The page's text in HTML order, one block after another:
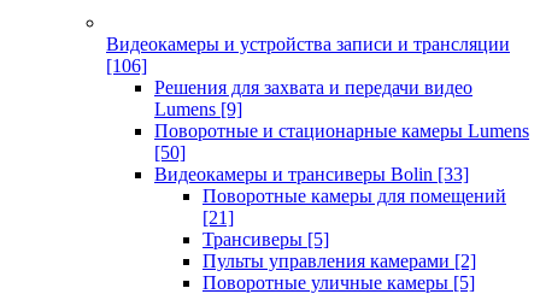
Видеокамеры и устройства записи и трансляции
[106]
Решения для захвата и передачи видео
Lumens [9]
Поворотные и стационарные камеры Lumens
[50]
Видеокамеры и трансиверы Bolin [33]
Поворотные камеры для помещений
[21]
Трансиверы [5]
Пульты управления камерами [2]
Поворотные уличные камеры [5]